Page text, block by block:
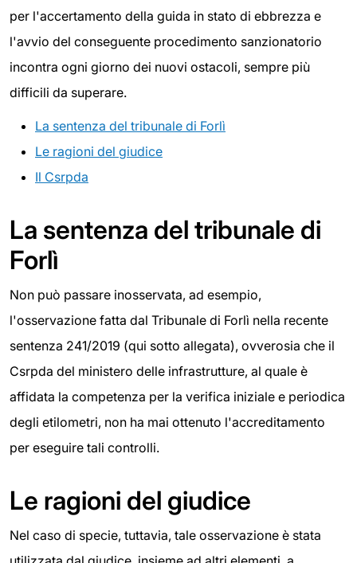
per l'accertamento della guida in stato di ebbrezza e
l'avvio del conseguente procedimento sanzionatorio
incontra ogni giorno dei nuovi ostacoli, sempre più
difficili da superare.
La sentenza del tribunale di Forlì
Le ragioni del giudice
Il Csrpda
La sentenza del tribunale di
Forlì
Non può passare inosservata, ad esempio,
l'osservazione fatta dal Tribunale di Forlì nella recente
sentenza 241/2019 (qui sotto allegata), ovverosia che il
Csrpda del ministero delle infrastrutture, al quale è
affidata la competenza per la verifica iniziale e periodica
degli etilometri, non ha mai ottenuto l'accreditamento
per eseguire tali controlli.
Le ragioni del giudice
Nel caso di specie, tuttavia, tale osservazione è stata